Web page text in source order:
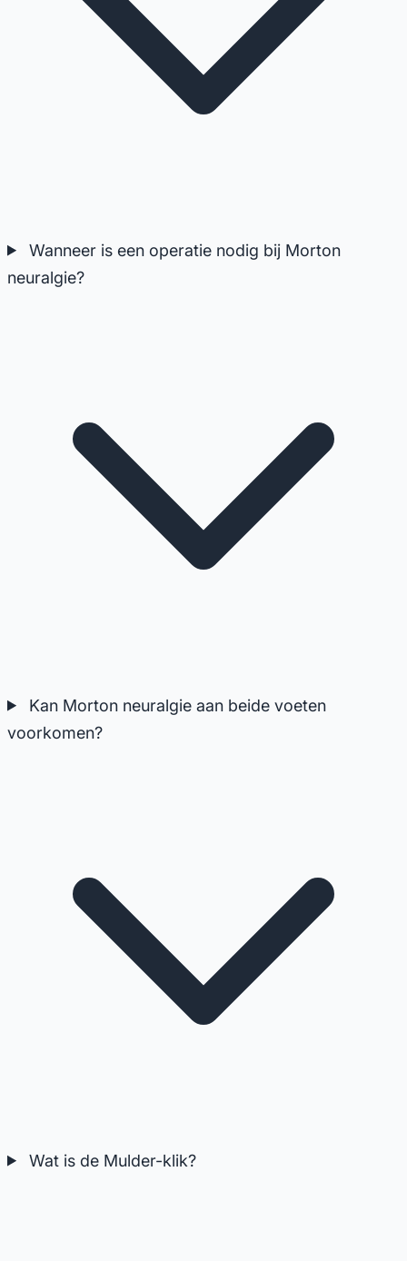
Wanneer is een operatie nodig bij Morton
neuralgie?
Kan Morton neuralgie aan beide voeten
voorkomen?
Wat is de Mulder-klik?